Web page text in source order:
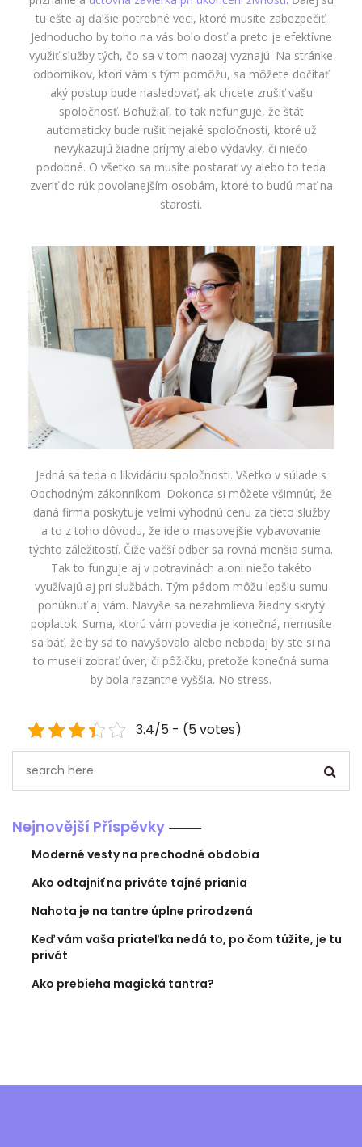
tu ešte aj ďalšie potrebné veci, ktoré musíte zabezpečiť.
Jednoducho by toho na vás bolo dosť a preto je efektívne
využiť služby tých, čo sa v tom naozaj vyznajú. Na stránke
odborníkov, ktorí vám s tým pomôžu, sa môžete dočítať
aký postup bude nasledovať, ak chcete zrušiť vašu
spoločnosť. Bohužiaľ, to tak nefunguje, že štát
automaticky bude rušiť nejaké spoločnosti, ktoré už
nevykazujú žiadne príjmy alebo výdavky, či niečo
podobné. O všetko sa musíte postarať vy alebo to teda
zveriť do rúk povolanejším osobám, ktoré to budú mať na
starosti.
Jedná sa teda o likvidáciu spoločnosti. Všetko v súlade s
Obchodným zákonníkom. Dokonca si môžete všimnúť, že
daná firma poskytuje veľmi výhodnú cenu za tieto služby
a to z toho dôvodu, že ide o masovejšie vybavovanie
týchto záležitostí. Čiže väčší odber sa rovná menšia suma.
Tak to funguje aj v potravinách a oni niečo takéto
využívajú aj pri službách. Tým pádom môžu lepšiu sumu
ponúknuť aj vám. Navyše sa nezahmlieva žiadny skrytý
poplatok. Suma, ktorú vám povedia je konečná, nemusíte
sa báť, že by sa to navyšovalo alebo nebodaj by ste si na
to museli zobrať úver, či pôžičku, pretože konečná suma
by bola razantne vyššia. No stress.
3.4/5 - (5 votes)
Nejnovější Příspěvky
Moderné vesty na prechodné obdobia
Ako odtajniť na priváte tajné priania
Nahota je na tantre úplne prirodzená
Keď vám vaša priateľka nedá to, po čom túžite, je tu
privát
Ako prebieha magická tantra?